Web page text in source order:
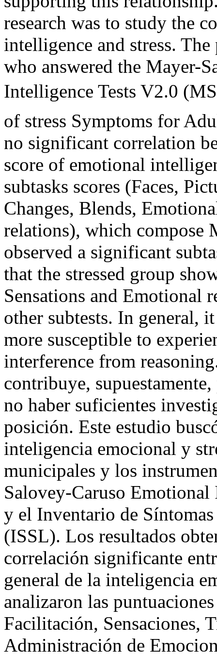
research was to study the
intelligence and stress.
who answered the Mayer-
Intelligence Tests V2.0
of stress Symptoms for
no significant correlation
score of emotional
subtasks scores (Faces,
Changes, Blends,
relations), which compose
observed a significant
that the stressed group
Sensations and Emotional
other subtests. In general,
more susceptible to
interference from
contribuye,
no haber suficientes
posición. Este estudio
inteligencia emocional y
municipales y los
Salovey-Caruso
y el Inventario de
(ISSL). Los resultados
correlación significante
general de la inteligencia
analizaron las
Facilitación, Sensaciones,
Administración de